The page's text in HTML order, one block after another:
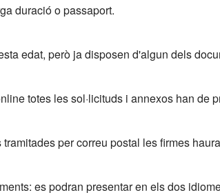
duració o passaport.
edat, però ja disposen d'algun dels
totes les sol·licituds i annexos han de
tramitades per correu postal les firmes
es podran presentar en els dos